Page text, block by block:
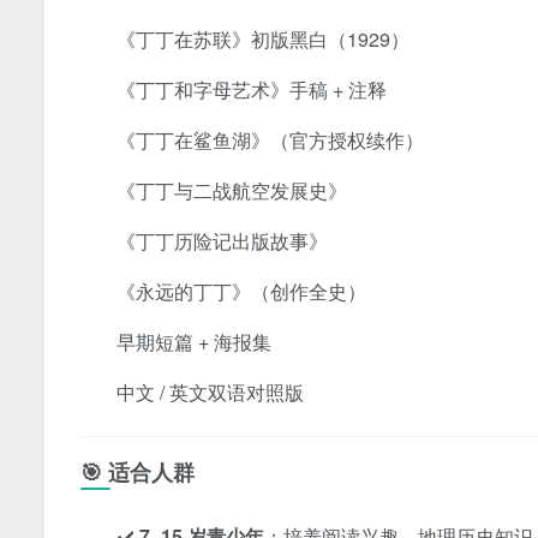
《丁丁在苏联》初版黑白（1929）
《丁丁和字母艺术》手稿 + 注释
《丁丁在鲨鱼湖》（官方授权续作）
《丁丁与二战航空发展史》
《丁丁历险记出版故事》
《永远的丁丁》（创作全史）
早期短篇 + 海报集
中文 / 英文双语对照版
🎯 适合人群